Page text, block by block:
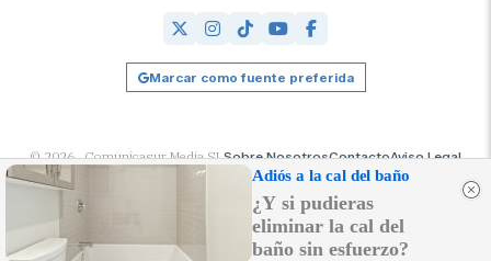
Marcar como fuente preferida
© 2026 Comunicasur Media SLSobre NosotrosContactoAviso Legal
Política de Cookies
Desarrollado porOA Cloud
Adiós a la cal del baño
¿Y si pudieras
eliminar la cal del
baño sin esfuerzo?